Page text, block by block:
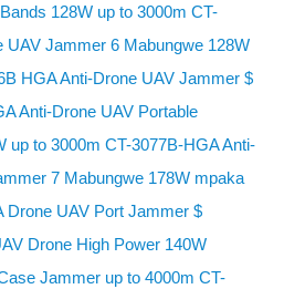
128W up to 3000m CT-
UAV Jammer 6 Mabungwe 128W
HGA Anti-Drone UAV Jammer $
Anti-Drone UAV Portable
up to 3000m CT-3077B-HGA Anti-
7 Mabungwe 178W mpaka
Drone UAV Port Jammer $
Drone High Power 140W
Jammer up to 4000m CT-